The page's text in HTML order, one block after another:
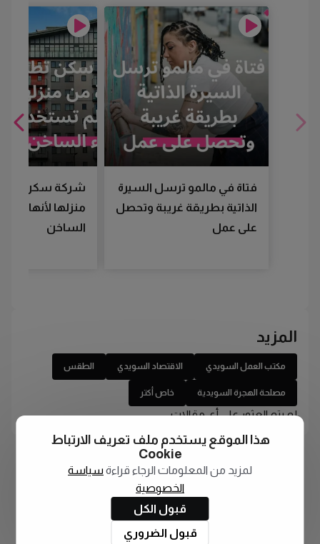
فتاة في مالمو ترسل السيرة
الذاتية بطريقة غريبة وتحصل
على عمل
شركة سكن
منزلها لأنها لم
الساخن
المزيد
مكتب العمل السويدي الاقتصاد السويدي الطقس
مصلحة الهجرة السويدية خاص أكتر
لم يتم العثور على أي مقالات
هذا الموقع يستخدم ملف تعريف الارتباط
Cookie
لمزيد من المعلومات الرجاء قراءة سياسة
الخصوصية
قبول الكل
قبول الضروري